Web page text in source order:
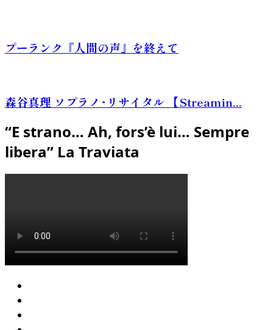
プーランク『人間の声』を終えて
森谷真理 ソプラノ･リサイタル 【Streamin...
“E strano… Ah, fors’è lui… Sempre
libera” La Traviata